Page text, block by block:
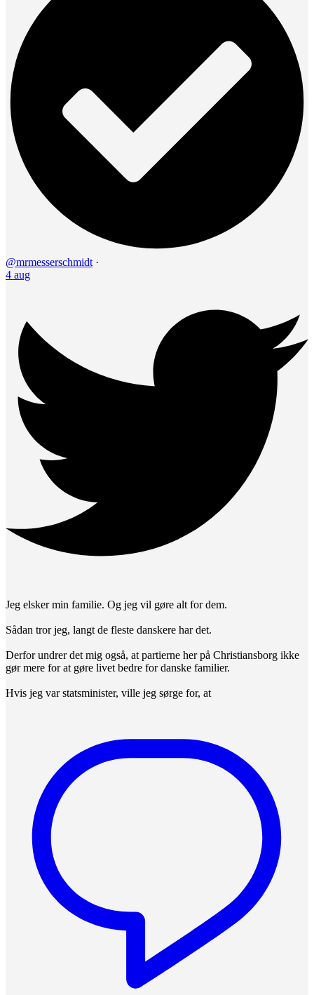
@mrmesserschmidt ·
4 aug
Jeg elsker min familie. Og jeg vil gøre alt for dem.
Sådan tror jeg, langt de fleste danskere har det.
Derfor undrer det mig også, at partierne her på Christiansborg ikke
gør mere for at gøre livet bedre for danske familier.
Hvis jeg var statsminister, ville jeg sørge for, at